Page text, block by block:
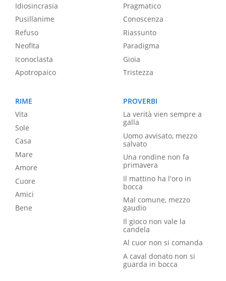
Idiosincrasia
Pusillanime
Refuso
Neofita
Iconoclasta
Apotropaico
Pragmatico
Conoscenza
Riassunto
Paradigma
Gioia
Tristezza
RIME
Vita
Sole
Casa
Mare
Amore
Cuore
Amici
Bene
PROVERBI
La verità vien sempre a
galla
Uomo avvisato, mezzo
salvato
Una rondine non fa
primavera
Il mattino ha l'oro in
bocca
Mal comune, mezzo
gaudio
Il gioco non vale la
candela
Al cuor non si comanda
A caval donato non si
guarda in bocca